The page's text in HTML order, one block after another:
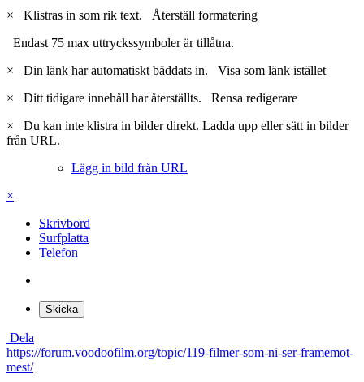
×
Klistras in som rik text. Återställ formatering
Endast 75 max uttryckssymboler är tillåtna.
×
Din länk har automatiskt bäddats in. Visa som länk istället
×
Ditt tidigare innehåll har återställts. Rensa redigerare
×
Du kan inte klistra in bilder direkt. Ladda upp eller sätt in bilder
från URL.
Lägg in bild från URL
×
Skrivbord
Surfplatta
Telefon
Skicka
Dela
https://forum.voodoofilm.org/topic/119-filmer-som-ni-ser-framemot-
mest/